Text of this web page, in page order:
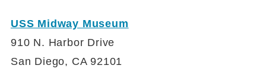
USS Midway Museum
910 N. Harbor Drive
San Diego, CA 92101